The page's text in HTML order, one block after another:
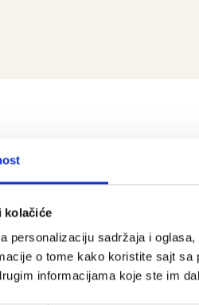
kolačiće
personalizaciju sadržaja i
o tome kako koristite sajt
informacijama koje ste im
vrhunsko